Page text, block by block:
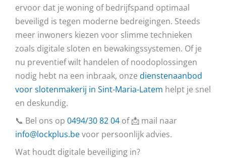
ervoor dat je woning of bedrijfspand optimaal
beveiligd is tegen moderne bedreigingen. Steeds
meer inwoners kiezen voor slimme technieken
zoals digitale sloten en bewakingssystemen. Of je
nu preventief wilt handelen of noodoplossingen
nodig hebt na een inbraak, onze dienstenaanbod
voor slotenmakerij in Sint-Maria-Latem helpt je snel
en deskundig.
📞 Bel ons op 0494/30 82 04 of 📩 mail naar
info@lockplus.bevoor persoonlijk advies.
Wat houdt digitale beveiliging in?